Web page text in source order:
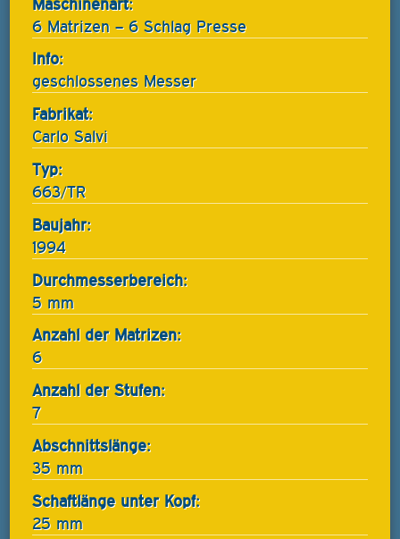
6 Matrizen – 6 Schlag Presse
Info:
geschlossenes Messer
Fabrikat:
Carlo Salvi
Typ:
663/TR
Baujahr:
1994
Durchmesserbereich:
5 mm
Anzahl der Matrizen:
6
Anzahl der Stufen:
7
Abschnittslänge:
35 mm
Schaftlänge unter Kopf:
25 mm